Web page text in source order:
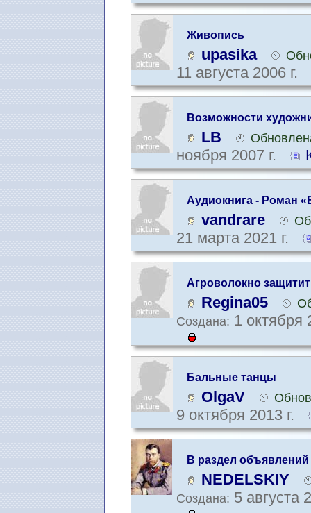
Живопись
upasika
11 августа 2006 г.
Возможности
LB
ноября 2007 г.
Аудиокнига - Роман
Клюквин
vandrare
21 марта 2021 г.
Агроволокно
Regina05
Создана: 1 октября
Бальные танцы
OlgaV
9 октября 2013 г.
В раздел
NEDELSKIY
Создана: 5 августа